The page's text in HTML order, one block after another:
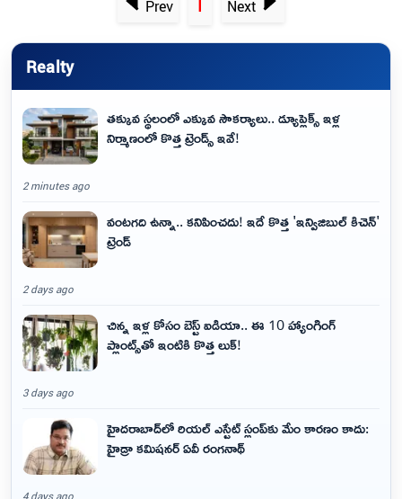
Prev Next
Realty
తక్కువ స్థలంలో ఎక్కువ సౌకర్యాలు.. డ్యూప్లెక్స్ ఇళ్ల
నిర్మాణంలో కొత్త ట్రెండ్స్ ఇవే!
2 minutes ago
వంటగది ఉన్నా.. కనిపించదు! ఇదే కొత్త 'ఇన్విజిబుల్ కిచెన్'
ట్రెండ్
2 days ago
చిన్న ఇళ్ల కోసం బెస్ట్ ఐడియా.. ఈ 10 హ్యాంగింగ్
ప్లాంట్స్‌తో ఇంటికి కొత్త లుక్!
3 days ago
హైదరాబాద్‌లో రియల్ ఎస్టేట్ స్లంప్‌కు మేం కారణం కాదు:
హైడ్రా కమిషనర్ ఏవీ రంగనాథ్
4 days ago